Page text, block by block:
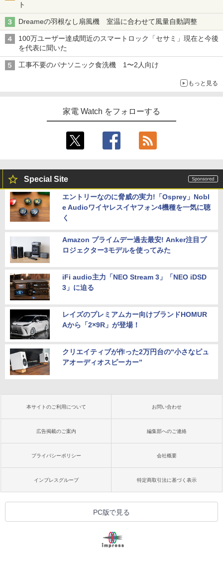
ト
Dreameの羽根なし扇風機 室温に合わせて風量自動調整
100万ユーザー達成間近のスマートロック「セサミ」現在と今後
を代表に聞いた
工事不要のパナソニック食洗機 1〜2人向け
もっと見る
家電 Watch をフォローする
Special Site
エントリーなのに脅威の実力!「Osprey」Nobl
e Audioワイヤレスイヤフォン4機種を一気に聴
く
Amazon プライムデー過去最安! Anker注目プ
ロジェクター3モデルを使ってみた
iFi audio主力「NEO Stream 3」「NEO iDSD
3」に迫る
レイズのプレミアムカー向けブランドHOMUR
Aから「2×9R」が登場！
クリエイティブが作った2万円台の“小さなピュ
アオーディオスピーカー”
本サイトのご利用について お問い合わせ
広告掲載のご案内 編集部へのご連絡
プライバシーポリシー 会社概要
インプレスグループ 特定商取引法に基づく表示
PC版で見る